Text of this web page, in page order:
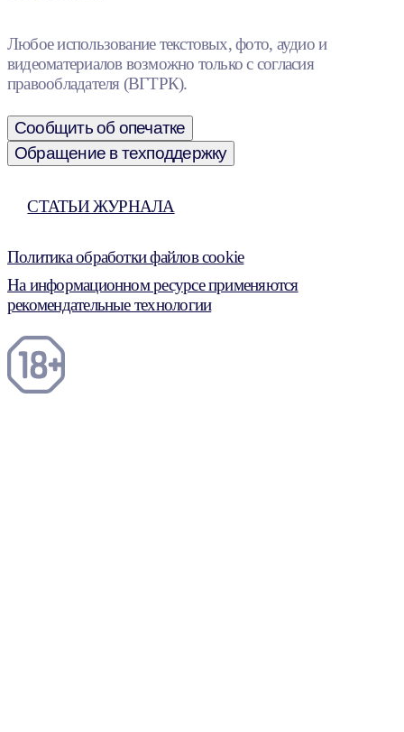
Любое использование текстовых, фото, аудио и
видеоматериалов возможно только с согласия
правообладателя (ВГТРК).
Сообщить об опечатке
Обращение в техподдержку
СТАТЬИ ЖУРНАЛА
Политика обработки файлов cookie
На информационном ресурсе применяются
рекомендательные технологии